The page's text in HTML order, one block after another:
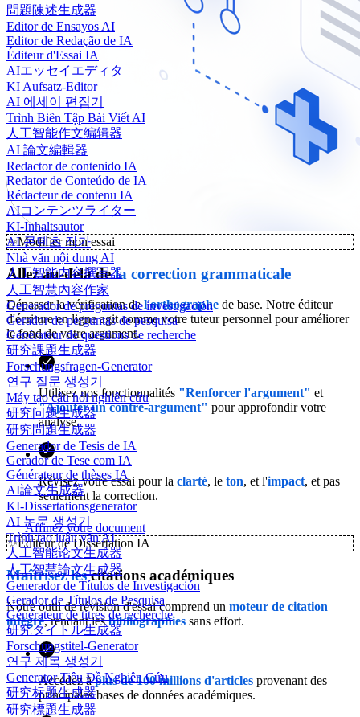
問題陳述生成器
Editor de Ensayos AI
Editor de Redação de IA
Éditeur d'Essai IA
AIエッセイエディタ
KI Aufsatz-Editor
AI 에세이 편집기
Trình Biên Tập Bài Viết AI
人工智能作文编辑器
AI 論文編輯器
Redactor de contenido IA
Redator de Conteúdo de IA
Rédacteur de contenu IA
AIコンテンツライター
KI-Inhaltsautor
AI 콘텐츠 작가
Nhà văn nội dung AI
人工智能内容撰写器
人工智慧內容作家
Generador de preguntas de investigación
Gerador de perguntas de pesquisa
Générateur de questions de recherche
研究課題生成器
Forschungsfragen-Generator
연구 질문 생성기
Máy tạo câu hỏi nghiên cứu
研究问题生成器
研究問題生成器
Generador de Tesis de IA
Gerador de Tese com IA
Générateur de thèses IA
AI論文生成器
KI-Dissertationsgenerator
AI 논문 생성기
Trình tạo luận văn AI
人工智能论文生成器
人工智慧論文生成器
Generador de Títulos de Investigación
Gerador de Títulos de Pesquisa
Générateur de titres de recherche
研究タイトル生成器
Forschungstitel-Generator
연구 제목 생성기
Generator Tiêu Đề Nghiên Cứu
研究标题生成器
研究標題生成器
✨Modifier mon essai
Allez au-delà dela correction grammaticale
Dépasser la vérification del'orthographe de base. Notre éditeur
d'écriture en ligne agit comme votre tuteur personnel pour améliorer
le fond de votre argument.
Utilisez nos fonctionnalités "Renforcer l'argument" et
"Ajouter un contre-argument" pour approfondir votre
analyse.
Révisez votre essai pour la clarté, le ton, et l'impact, et pas
seulement la correction.
Affinez votre document
✨Éditeur de Dissertation IA
Maîtrisez lescitations académiques
Notre outil de révision d'essai comprend un moteur de citation
intégré, rendant lesbibliographies sans effort.
Accédez àplus de 100 millions d'articles provenant des
principales bases de données académiques.